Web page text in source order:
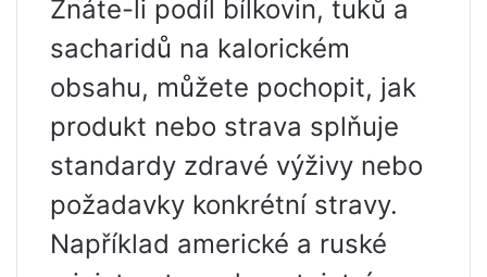
Znáte-li podíl bílkovin, tuků a
sacharidů na kalorickém
obsahu, můžete pochopit, jak
produkt nebo strava splňuje
standardy zdravé výživy nebo
požadavky konkrétní stravy.
Například americké a ruské